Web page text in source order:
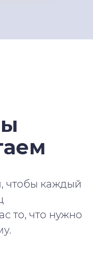
чтобы каждый
то, что нужно